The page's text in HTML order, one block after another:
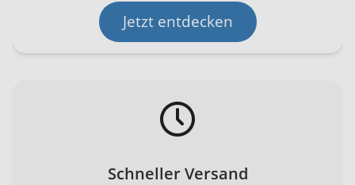
Jetzt entdecken
Schneller Versand